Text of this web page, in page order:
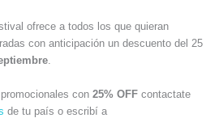
ofrece a todos los que quieran
con anticipación un descuento del 25
.
con 25% OFF contactate
de tu país o escribí a